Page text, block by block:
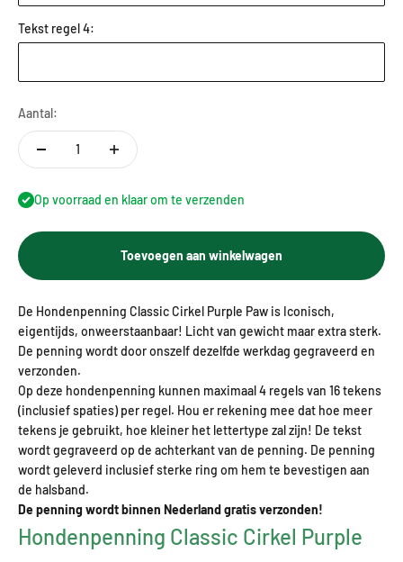
Tekst regel 4:
Aantal:
Op voorraad en klaar om te verzenden
Toevoegen aan winkelwagen
De Hondenpenning Classic Cirkel Purple Paw is Iconisch,
eigentijds, onweerstaanbaar! Licht van gewicht maar extra sterk.
De penning wordt door onszelf dezelfde werkdag gegraveerd en
verzonden.
Op deze hondenpenning kunnen maximaal 4 regels van 16 tekens
(inclusief spaties) per regel. Hou er rekening mee dat hoe meer
tekens je gebruikt, hoe kleiner het lettertype zal zijn! De tekst
wordt gegraveerd op de achterkant van de penning. De penning
wordt geleverd inclusief sterke ring om hem te bevestigen aan
de halsband.
De penning wordt binnen Nederland gratis verzonden!
Hondenpenning Classic Cirkel Purple